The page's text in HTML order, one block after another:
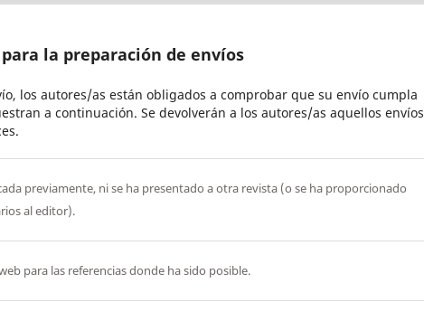
la preparación de envíos
los autores/as están obligados a comprobar que su envío cumpla
a continuación. Se devolverán a los autores/as aquellos envíos
previamente, ni se ha presentado a otra revista (o se ha proporcionado
al editor).
para las referencias donde ha sido posible.